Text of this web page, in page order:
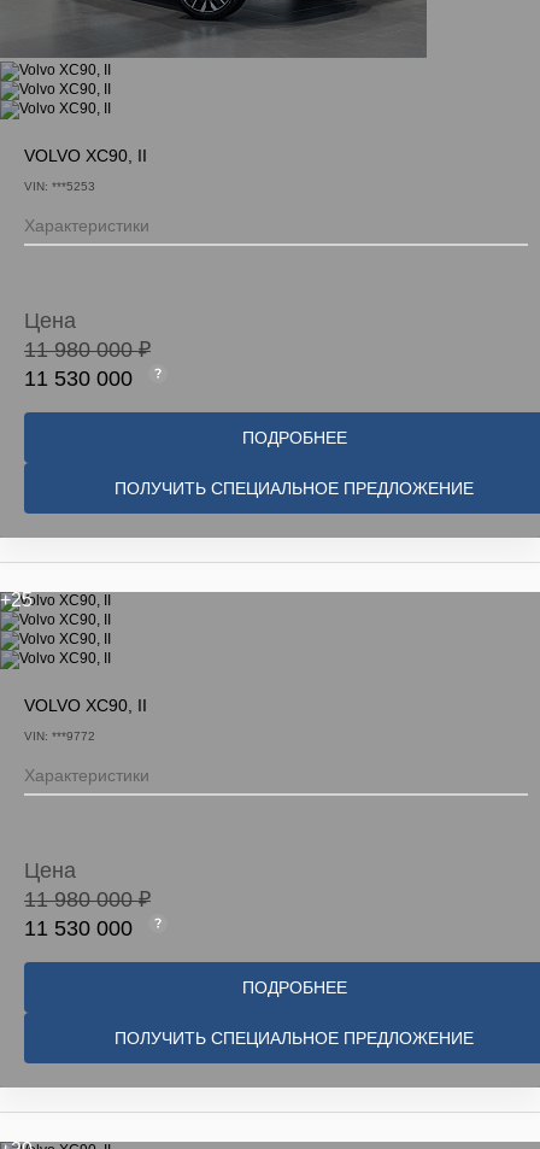
VOLVO XC90, II
VIN: ***5253
Характеристики
Цена
11 980 000 ₽
11 530 000
ПОДРОБНЕЕ
ПОЛУЧИТЬ СПЕЦИАЛЬНОЕ ПРЕДЛОЖЕНИЕ
+25
VOLVO XC90, II
VIN: ***9772
Характеристики
Цена
11 980 000 ₽
11 530 000
ПОДРОБНЕЕ
ПОЛУЧИТЬ СПЕЦИАЛЬНОЕ ПРЕДЛОЖЕНИЕ